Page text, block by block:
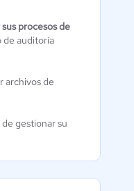
App AuditX
procesos de
de auditoría
archivos de
gestionar su